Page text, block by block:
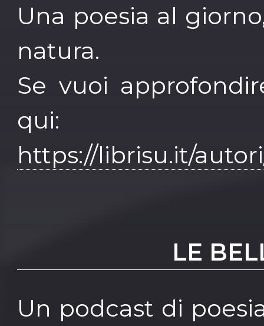
Una poesia al
natura.
Se vuoi
qui:
https://librisu.it/
LE
Un podcast di